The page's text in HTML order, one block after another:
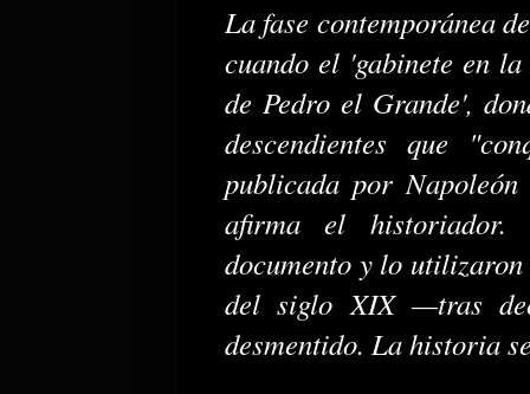
La fase contemporánea
cuando el 'gabinete en
de Pedro el Grande',
descendientes que
publicada por
afirma el historiador.
documento y lo
del siglo XIX —tras
desmentido. La historia